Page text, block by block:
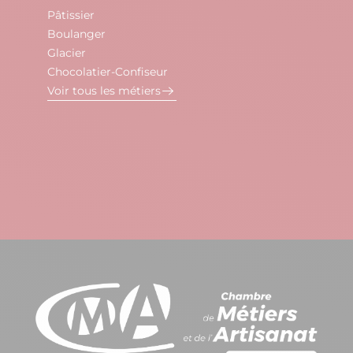
Pâtissier
Boulanger
Glacier
Chocolatier-Confiseur
Voir tous les métiers